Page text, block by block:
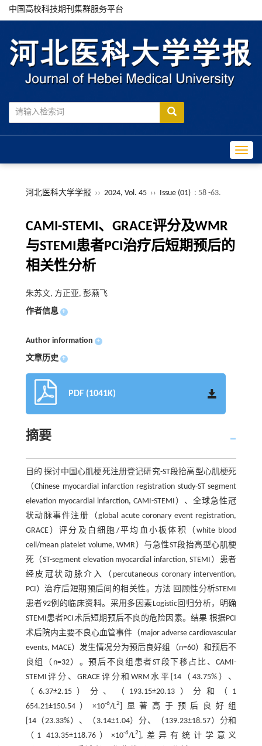
中国高校科技期刊集群服务平台
河北医科大学学报 ›› 2024, Vol. 45 ›› Issue (01) : 58 -63.
CAMI-STEMI、GRACE评分及WMR
与STEMI患者PCI治疗后短期预后的
相关性分析
朱苏文, 方正亚, 彭燕飞
作者信息 +
Author information +
文章历史 +
PDF (1041K)
摘要
目的 探讨中国心肌梗死注册登记研究-ST段抬高型心肌梗死
（Chinese myocardial infarction registration study-ST segment
elevation myocardial infarction, CAMI-STEMI）、全球急性冠
状动脉事件注册（global acute coronary event registration,
GRACE）评分及白细胞/平均血小板体积（white blood
cell/mean platelet volume, WMR）与急性ST段抬高型心肌梗
死（ST-segment elevation myocardial infarction, STEMI）患者
经皮冠状动脉介入（percutaneous coronary intervention,
PCI）治疗后短期预后间的相关性。方法 回顾性分析STEMI
患者92例的临床资料。采用多因素Logistic回归分析，明确
STEMI患者PCI术后短期预后不良的危险因素。结果 根据PCI
术后院内主要不良心血管事件（major adverse cardiovascular
events, MACE）发生情况分为预后良好组（n=60）和预后不
良组（n=32）。预后不良组患者ST段下移占比、CAMI-
STEMI评分、GRACE评分和WRM水平[14（43.75%）、
（6.37±2.15）分、（193.15±20.13）分和（1
654.21±150.54）×10-6/L2
]显著高于预后良好组
[14（23.33%）、（3.14±1.04）分、（139.23±18.57）分和
（1 413.35±118.76）×10-6/L2 ],差异有统计学意义